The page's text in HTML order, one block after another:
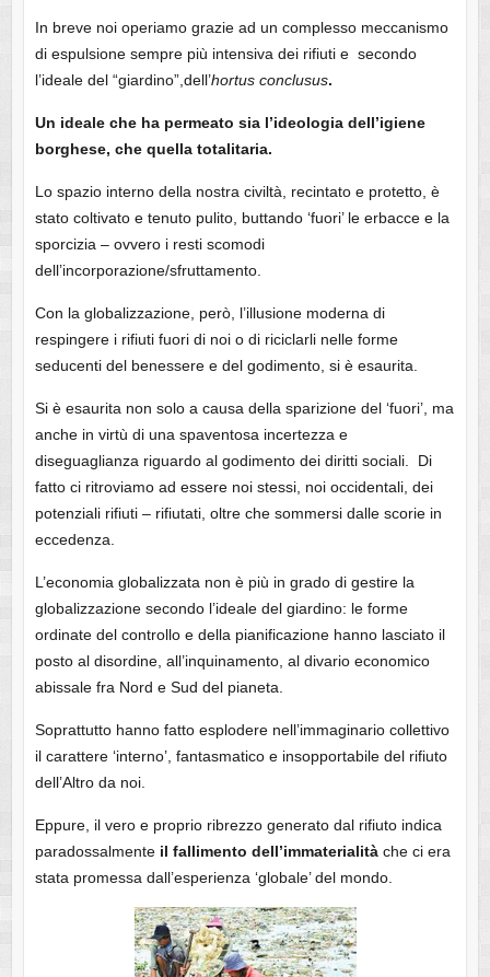
In breve noi operiamo grazie ad un complesso meccanismo
di espulsione sempre più intensiva dei rifiuti e secondo
l’ideale del “giardino”,dell’hortus conclusus.
Un ideale che ha permeato sia l’ideologia dell’igiene
borghese, che quella totalitaria.
Lo spazio interno della nostra civiltà, recintato e protetto, è
stato coltivato e tenuto pulito, buttando ‘fuori’ le erbacce e la
sporcizia – ovvero i resti scomodi
dell’incorporazione/sfruttamento.
Con la globalizzazione, però, l’illusione moderna di
respingere i rifiuti fuori di noi o di riciclarli nelle forme
seducenti del benessere e del godimento, si è esaurita.
Si è esaurita non solo a causa della sparizione del ‘fuori’, ma
anche in virtù di una spaventosa incertezza e
diseguaglianza riguardo al godimento dei diritti sociali. Di
fatto ci ritroviamo ad essere noi stessi, noi occidentali, dei
potenziali rifiuti – rifiutati, oltre che sommersi dalle scorie in
eccedenza.
L’economia globalizzata non è più in grado di gestire la
globalizzazione secondo l’ideale del giardino: le forme
ordinate del controllo e della pianificazione hanno lasciato il
posto al disordine, all’inquinamento, al divario economico
abissale fra Nord e Sud del pianeta.
Soprattutto hanno fatto esplodere nell’immaginario collettivo
il carattere ‘interno’, fantasmatico e insopportabile del rifiuto
dell’Altro da noi.
Eppure, il vero e proprio ribrezzo generato dal rifiuto indica
paradossalmente il fallimento dell’immaterialità che ci era
stata promessa dall’esperienza ‘globale’ del mondo.